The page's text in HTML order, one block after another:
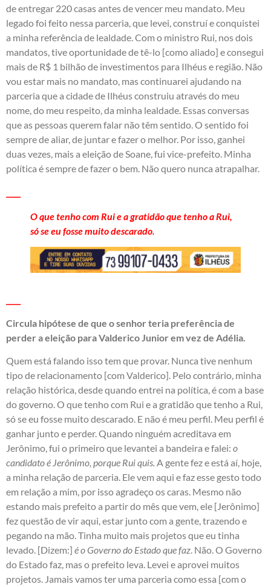
de entregar 220 casas antes de vencer meu mandato. Meu
legado foi feito nessa parceria, que levei, construí e conquistei
a minha referência de lealdade. Com o ministro Rui, nos dois
mandatos, tive oportunidade de tê-lo [como aliado] e consegui
mais de R$ 1 bilhão de investimentos para Ilhéus e região. Não
vou estar mais no mandato, mas continuarei ajudando na
parceria que a cidade de Ilhéus construiu através do meu
nome, do meu respeito, da minha lealdade. Essas conversas
que as pessoas querem falar não têm sentido. O sentido foi
sempre de aliar, de juntar e fazer o melhor. Por isso, ganhei
duas vezes, mais a eleição de Soane, fui vice-prefeito. Minha
política é sempre de fazer o bem. Não quero nunca atrapalhar.
O que tenho com Rui e a gratidão que tenho a Rui,
só se eu fosse muito descarado.
Circula hipótese de que o senhor teria preferência de
perder a eleição para Valderico Junior em vez de Adélia.
Quem está falando isso tem que provar. Nunca tive nenhum
tipo de relacionamento [com Valderico]. Pelo contrário, minha
relação histórica, desde quando entrei na política, é com a base
do governo. O que tenho com Rui e a gratidão que tenho a Rui,
só se eu fosse muito descarado. E não é meu perfil. Meu perfil é
ganhar junto e perder. Quando ninguém acreditava em
Jerônimo, fui o primeiro que levantei a bandeira e falei: o
candidato é Jerônimo, porque Rui quis. A gente fez e está aí, hoje,
a minha relação de parceria. Ele vem aqui e faz esse gesto todo
em relação a mim, por isso agradeço os caras. Mesmo não
estando mais prefeito a partir do mês que vem, ele [Jerônimo]
fez questão de vir aqui, estar junto com a gente, trazendo e
pegando na mão. Tinha muito mais projetos que eu tinha
levado. [Dizem:] é o Governo do Estado que faz. Não. O Governo
do Estado faz, mas o prefeito leva. Levei e aprovei muitos
projetos. Jamais vamos ter uma parceria como essa [com o